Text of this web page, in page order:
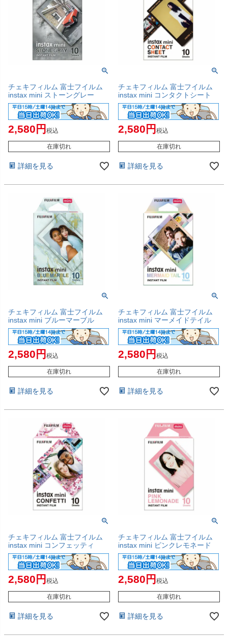
チェキフィルム 富士フイルム
instax mini ストーングレー
2,580 税込
在庫切れ
詳細を見る
チェキフィルム 富士フイルム
instax mini コンタクトシート
2,580 税込
在庫切れ
詳細を見る
チェキフィルム 富士フイルム
instax mini ブルーマーブル
2,580 税込
在庫切れ
詳細を見る
チェキフィルム 富士フイルム
instax mini マーメイドテイル
2,580 税込
在庫切れ
詳細を見る
チェキフィルム 富士フイルム
instax mini コンフェッティ
2,580 税込
在庫切れ
詳細を見る
チェキフィルム 富士フイルム
instax mini ピンクレモネード
2,580 税込
在庫切れ
詳細を見る